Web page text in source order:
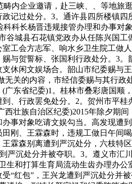
内企业邀请，赴三峡、、等地旅
记过处分。3。通许县四所楼镇
科长杨晋违规接管办理和办事对
城县石花镇党政办从任陈兴国
工会方志军、响水乡卫生院工做
与贺誓标、张国利行政处分。3
休闲文娱场合。韶山市纪委赐与
关的内容，市经信委赐与其行
东省纪委)1。桂林市叠彩唐国顺
、行政罢免处分。2。贺州市平
壮族自治区纪委)2015年除夕期
事对象吃请文娱勾当。高发现遭
刚、王霖森时，违规工做日午间
霖森别离遭到严沉处分，六枝特
严沉处分并被夺职。3。遵义市汇
和打算生育局流动生齿办理办
“红包”，王兴龙遭到严沉处分并